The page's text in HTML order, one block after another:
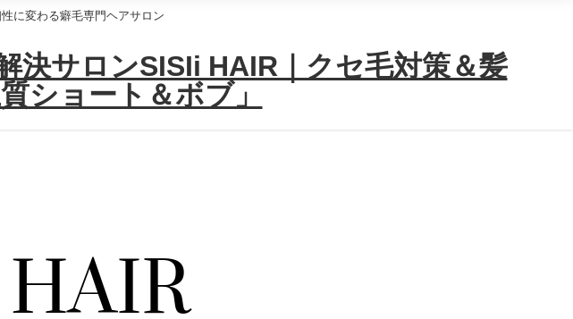
に変わる癖毛専門ヘアサロン
決サロンSISIi HAIR｜クセ毛対策＆髪
ショート＆ボブ」